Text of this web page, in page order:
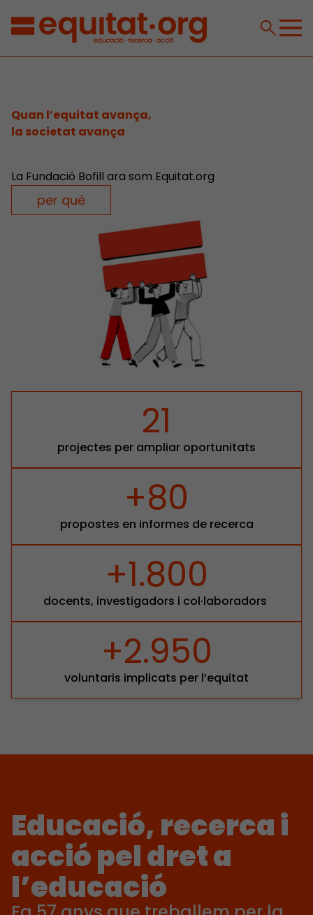
Quan l’equitat avança,
la societat avança
La Fundació Bofill ara som Equitat.org
per què
21
projectes per ampliar oportunitats
+80
propostes en informes de recerca
+1.800
docents, investigadors i col·laboradors
+2.950
voluntaris implicats per l’equitat
Educació, recerca i
acció pel dret a
l’educació